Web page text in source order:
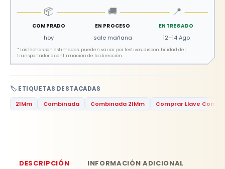
🏷️ ETIQUETAS DESTACADAS
21Mm
Combinada Combinada 21Mm Comprar Llave
📦
COMPRADO
hoy
🚚
EN PROCESO
sale mañana
📍
ENTREGADO
12–14 Ago
* Las fechas son estimadas: pueden variar por festivos, disponibilidad del
transportador o confirmación de la dirección.
DESCRIPCIÓN INFORMACIÓN ADICIONAL